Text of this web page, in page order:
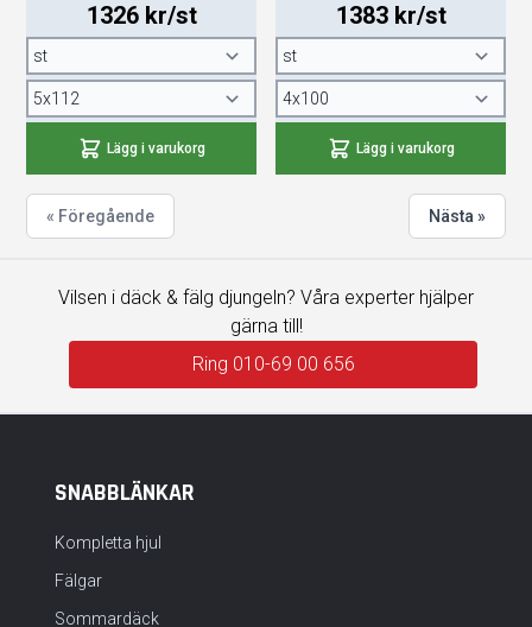
1326 kr/st
Lägg i varukorg
1383 kr/st
Lägg i varukorg
« Föregående Nästa »
Vilsen i däck & fälg djungeln? Våra experter hjälper
gärna till!
Ring 010-69 00 656
SNABBLÄNKAR
Kompletta hjul
Fälgar
Sommardäck